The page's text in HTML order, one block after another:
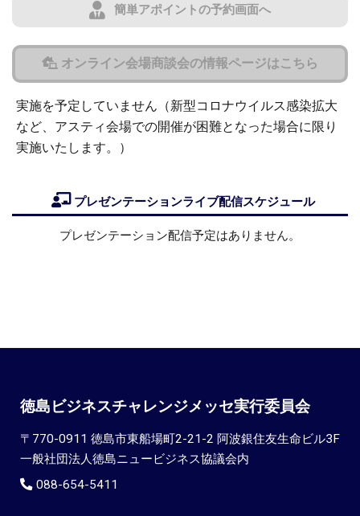
簡単アポイントの予約画面へ
オンライン会場商談会の情報ページはこちら
実施を予定していません（新型コロナウイルス感染拡大
など、アスティ会場での開催が困難となった場合に限り
実施いたします。）
プレゼンテーションライブ配信スケジュール
プレゼンテーション配信予定はありません。
徳島ビジネスチャレンジメッセ実行委員会
〒770-0911 徳島市東船場町2-21-2 阿波銀住友生命ビル3F
一般社団法人徳島ニュービジネス協議会内
088-654-5411